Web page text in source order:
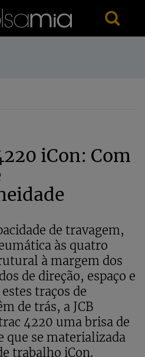
iCon: Com
de travagem,
às quatro
à margem dos
de direção, espaço e
traços de
de trás, a JCB
4220 uma brisa de
que se materializada
trabalho iCon.